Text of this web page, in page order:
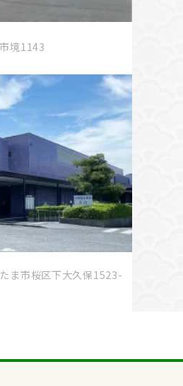
境1143
ま市桜区下大久保1523-